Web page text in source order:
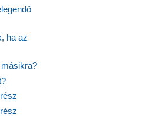
ha az